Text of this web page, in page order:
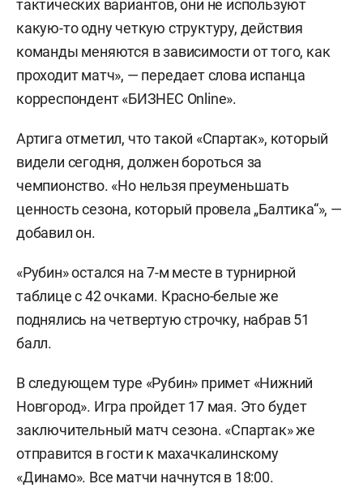
тактических вариантов, они не используют
какую-то одну четкую структуру, действия
команды меняются в зависимости от того, как
проходит матч», — передает слова испанца
корреспондент «БИЗНЕС Online».
Артига отметил, что такой «Спартак», который
видели сегодня, должен бороться за
чемпионство. «Но нельзя преуменьшать
ценность сезона, который провела „Балтика“», —
добавил он.
«Рубин» остался на 7-м месте в турнирной
таблице с 42 очками. Красно-белые же
поднялись на четвертую строчку, набрав 51
балл.
В следующем туре «Рубин» примет «Нижний
Новгород». Игра пройдет 17 мая. Это будет
заключительный матч сезона. «Спартак» же
отправится в гости к махачкалинскому
«Динамо». Все матчи начнутся в 18:00.